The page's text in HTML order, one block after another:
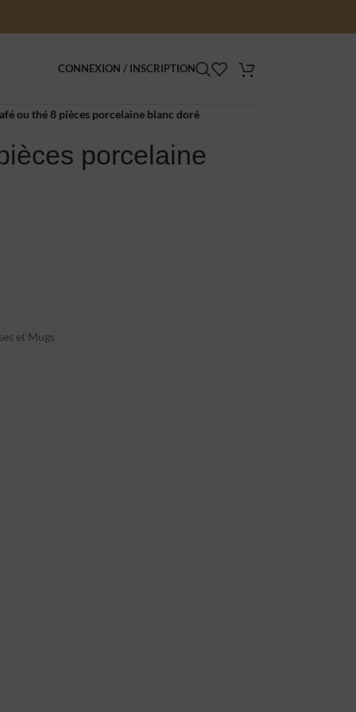
CONNEXION / INSCRIPTION
ou thé 8 pièces porcelaine blanc doré
porcelaine
et Mugs